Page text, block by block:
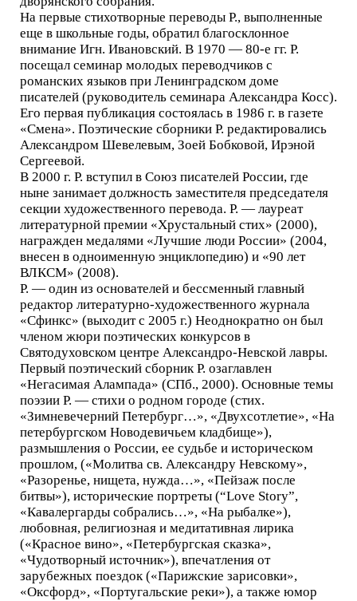
На первые стихотворные переводы Р., выполненные
еще в школьные годы, обратил благосклонное
внимание Игн. Ивановский. В 1970 — 80-е гг. Р.
посещал семинар молодых переводчиков с
романских языков при Ленинградском доме
писателей (руководитель семинара Александра Косс).
Его первая публикация состоялась в 1986 г. в газете
«Смена». Поэтические сборники Р. редактировались
Александром Шевелевым, Зоей Бобковой, Ирэной
Сергеевой.
В 2000 г. Р. вступил в Союз писателей России, где
ныне занимает должность заместителя председателя
секции художественного перевода. Р. — лауреат
литературной премии «Хрустальный стих» (2000),
награжден медалями «Лучшие люди России» (2004,
внесен в одноименную энциклопедию) и «90 лет
ВЛКСМ» (2008).
Р. — один из основателей и бессменный главный
редактор литературно-художественного журнала
«Сфинкс» (выходит с 2005 г.) Неоднократно он был
членом жюри поэтических конкурсов в
Святодуховском центре Александро-Невской лавры.
Первый поэтический сборник Р. озаглавлен
«Негасимая Алампада» (СПб., 2000). Основные темы
поэзии Р. — стихи о родном городе (стих.
«Зимневечерний Петербург…», «Двухсотлетие», «На
петербургском Новодевичьем кладбище»),
размышления о России, ее судьбе и историческом
прошлом, («Молитва св. Александру Невскому»,
«Разоренье, нищета, нужда…», «Пейзаж после
битвы»), исторические портреты (“Love Story”,
«Кавалергарды собрались…», «На рыбалке»),
любовная, религиозная и медитативная лирика
(«Красное вино», «Петербургская сказка»,
«Чудотворный источник»), впечатления от
зарубежных поездок («Парижские зарисовки»,
«Оксфорд», «Португальские реки»), а также юмор